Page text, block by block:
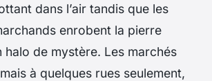
dans l’air tandis que les
enrobent la pierre
halo de mystère. Les marchés
à quelques rues seulement,